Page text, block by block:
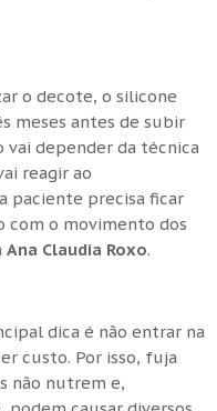
o decote, o silicone
meses antes de subir
vai depender da técnica
reagir ao
paciente precisa ficar
com o movimento dos
Ana Claudia Roxo.
dica é não entrar na
custo. Por isso, fuja
não nutrem e,